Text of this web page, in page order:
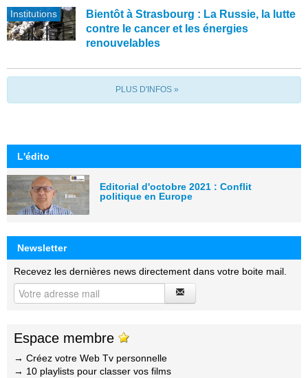
Institutions
Bientôt à Strasbourg : La Russie, la lutte
contre le cancer et les énergies
renouvelables
PLUS D'INFOS »
L'édito
Editorial d'octobre 2021 : Conflit
politique en Europe
Newsletter
Recevez les dernières news directement dans votre boite mail.
Espace membre
→ Créez votre Web Tv personnelle
→ 10 playlists pour classer vos films